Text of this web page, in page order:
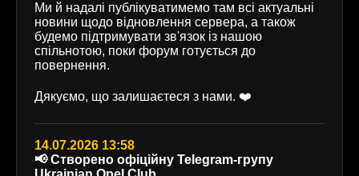
Ми й надалі публікуватимемо там всі актуальні
новини щодо відновлення сервера, а також
будемо підтримувати зв'язок із нашою
спільнотою, поки форум готується до
повернення.
Дякуємо, що залишаєтеся з нами. ❤️
14.07.2026 13:58
📢 Створено офіційну Telegram-групу